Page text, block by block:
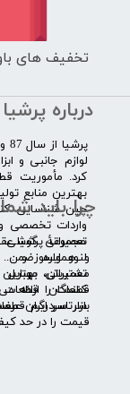
تخفیف های
درباره پرشیا
لوازم جانبی و
کرد. مأموریت
بهترین منابع
چین شناسایی
واردات تخصصی
تعمیراتی
لنوو ایسوز و
تعمیراتی
کنندگان قطعات
سرتاسر ایران
چرا باید
​مجموعۀ پرشیا
و همواره ضمن
مشتریان،
قطعات را
بازار سردرگم
قیمت را در حد